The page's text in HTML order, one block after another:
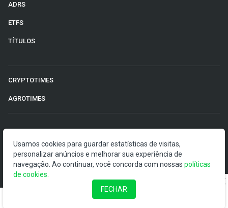
ADRS
ETFS
TÍTULOS
CRYPTOTIMES
AGROTIMES
O Money Times publica matérias de cunho jornalístico, que
visam a democratização da informação. Nossas
publicações devem ser compreendidas como boletins
anunciadores e divulgadores, e não como uma
Usamos cookies para guardar estatísticas de visitas,
personalizar anúncios e melhorar sua experiência de
navegação. Ao continuar, você concorda com nossas políticas
de cookies
FECHAR